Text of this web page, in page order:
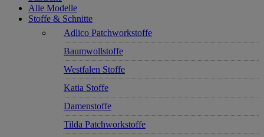
Alle Modelle
Stoffe & Schnitte
Adlico Patchworkstoffe
Baumwollstoffe
Westfalen Stoffe
Katia Stoffe
Damenstoffe
Tilda Patchworkstoffe